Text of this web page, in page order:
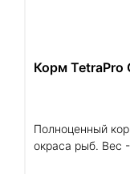
Корм TetraPro
Полноценный
окраса рыб. Вес